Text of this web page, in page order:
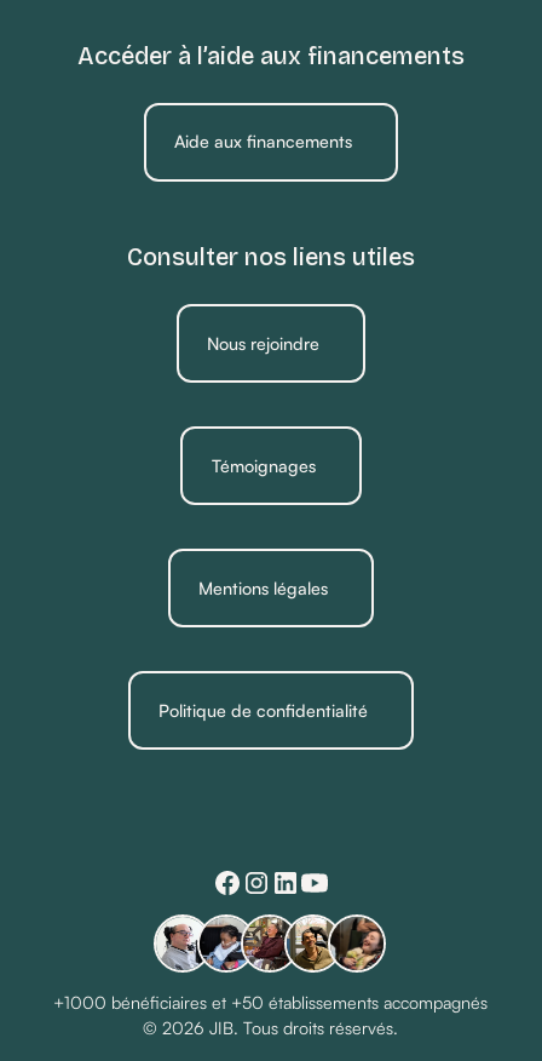
Accéder à l’aide aux financements
Aide aux financements
Consulter nos liens utiles
Nous rejoindre
Témoignages
Mentions légales
Politique de confidentialité
© 2026 JIB. Tous droits réservés.
+1000 bénéficiaires et +50 établissements accompagnés